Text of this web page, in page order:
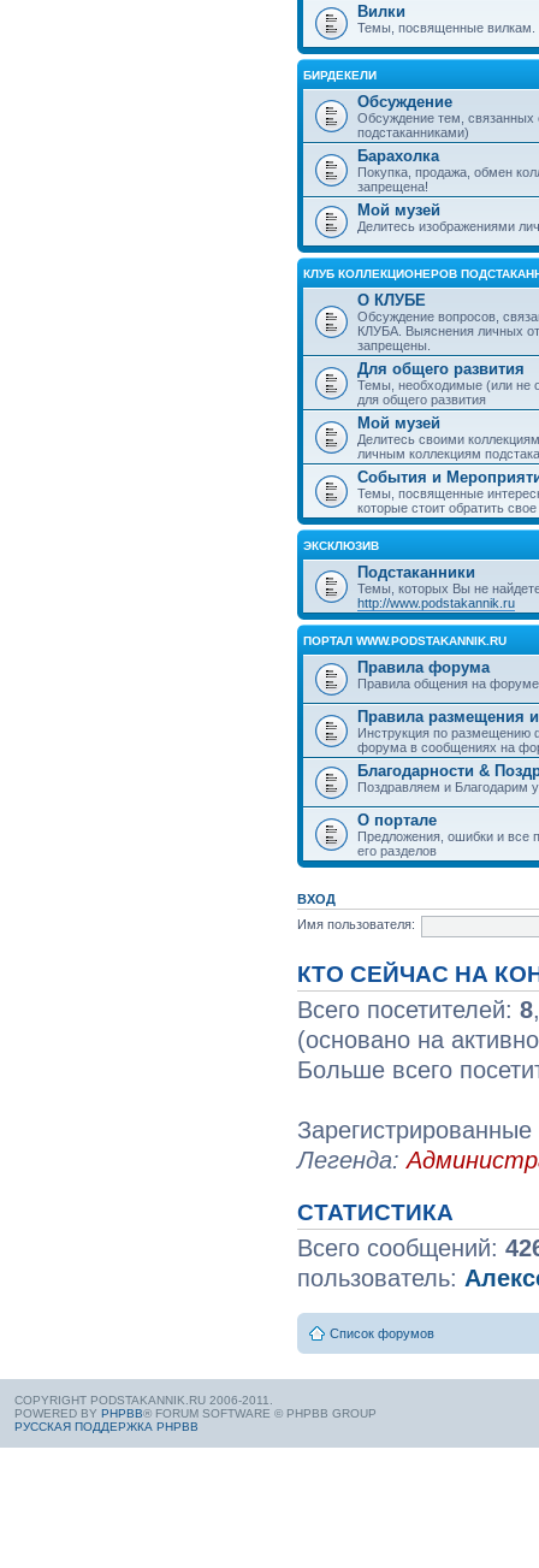
Вилки
Темы, посвященные вилкам.
БИРДЕКЕЛИ
Обсуждение
Обсуждение тем,
подстаканниками)
Барахолка
Покупка, продажа, обмен
запрещена!
Мой музей
Делитесь изображениями
КЛУБ КОЛЛЕКЦИОНЕРОВ
О КЛУБЕ
Обсуждение вопросов,
КЛУБА. Выяснения личных
запрещены.
Для общего развития
Темы, необходимые (или не
для общего развития
Мой музей
Делитесь своими
личным коллекциям
События и
Темы, посвященные
которые стоит обратить
ЭКСКЛЮЗИВ
Подстаканники
Темы, которых Вы не
http://www.podstakannik.ru
ПОРТАЛ WWW.PODSTAKANNIK.RU
Правила форума
Правила общения на форуме
Правила размещения
Инструкция по размещению
форума в сообщениях на
Благодарности &
Поздравляем и Благодарим
О портале
Предложения, ошибки и все
его разделов
ВХОД
Имя пользователя:
КТО СЕЙЧАС НА
Всего посетителей: 8
(основано на
Больше всего
Легенда:
СТАТИСТИКА
Всего сообщений:
пользователь:
Список форумов
COPYRIGHT PODSTAKANNIK.RU 2006-2011.
POWERED BY PHPBB® FORUM SOFTWARE © PHPBB GROUP
РУССКАЯ ПОДДЕРЖКА PHPBB